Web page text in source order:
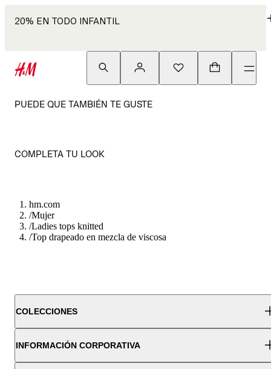
20% EN TODO INFANTIL
PUEDE QUE TAMBIÉN TE GUSTE
COMPLETA TU LOOK
hm.com
/Mujer
/Ladies tops knitted
/Top drapeado en mezcla de viscosa
COLECCIONES
INFORMACIÓN CORPORATIVA